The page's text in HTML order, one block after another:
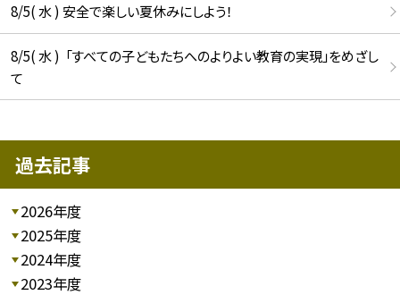
8/5( 水 ) 安全で楽しい夏休みにしよう！
8/5( 水 ) 「すべての子どもたちへのよりよい教育の実現」をめざし
て
過去記事
2026年度
2025年度
2024年度
2023年度